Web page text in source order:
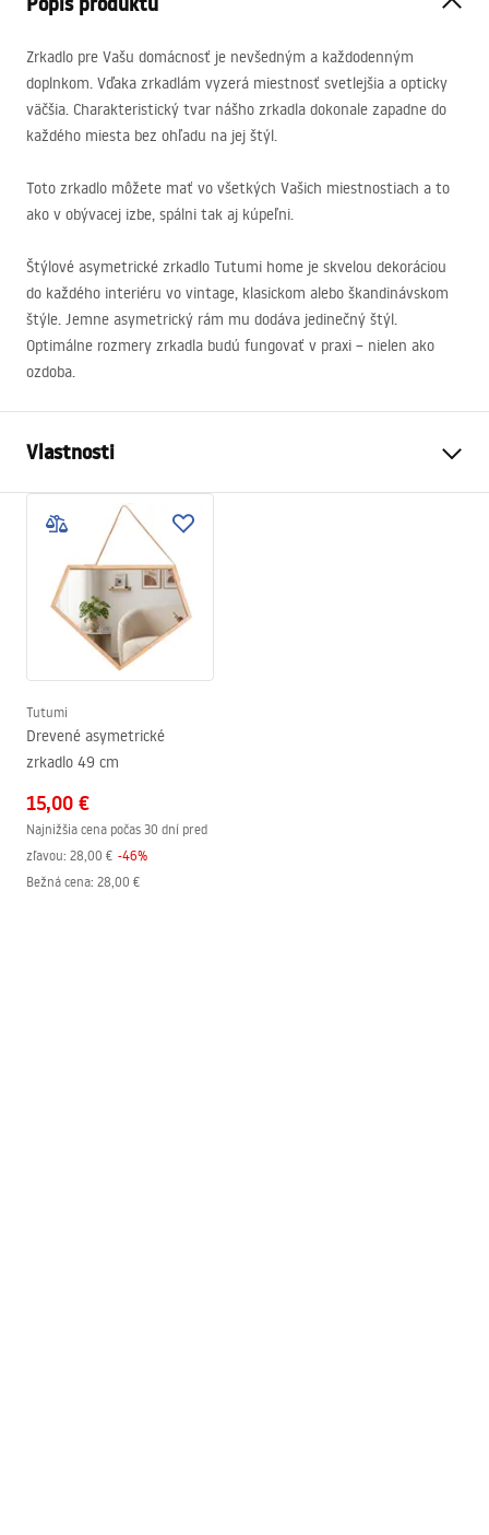
Zrkadlo pre Vašu domácnosť je nevšedným a každodenným
doplnkom. Vďaka zrkadlám vyzerá miestnosť svetlejšia a opticky
väčšia. Charakteristický tvar nášho zrkadla dokonale zapadne do
každého miesta bez ohľadu na jej štýl.
Toto zrkadlo môžete mať vo všetkých Vašich miestnostiach a to
ako v obývacej izbe, spálni tak aj kúpeľni.
Štýlové asymetrické zrkadlo Tutumi home je skvelou dekoráciou
do každého interiéru vo vintage, klasickom alebo škandinávskom
štýle. Jemne asymetrický rám mu dodáva jedinečný štýl.
Optimálne rozmery zrkadla budú fungovať v praxi – nielen ako
ozdoba.
Vlastnosti
Šírka (mm)
Farba
Tvar
Typ lampy
Tutumi
Drevené asymetrické
zrkadlo 49 cm
15,00 €
Najnižšia cena počas 30 dní pred
zľavou: 28,00 € -46%
Bežná cena: 28,00 €